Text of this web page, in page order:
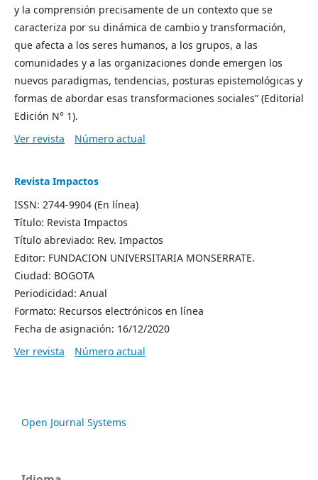
y la comprensión precisamente de un contexto que se
caracteriza por su dinámica de cambio y transformación,
que afecta a los seres humanos, a los grupos, a las
comunidades y a las organizaciones donde emergen los
nuevos paradigmas, tendencias, posturas epistemológicas y
formas de abordar esas transformaciones sociales” (Editorial
Edición N° 1).
Ver revista
Número actual
Revista Impactos
ISSN: 2744-9904 (En línea)
Título: Revista Impactos
Título abreviado: Rev. Impactos
Editor: FUNDACION UNIVERSITARIA MONSERRATE.
Ciudad: BOGOTA
Periodicidad: Anual
Formato: Recursos electrónicos en línea
Fecha de asignación: 16/12/2020
Ver revista
Número actual
Open Journal Systems